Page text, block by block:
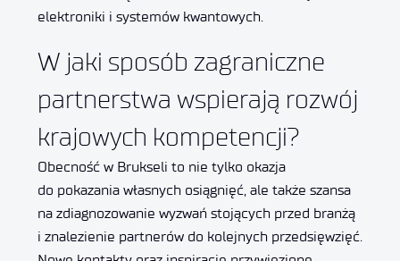
elektroniki i systemów kwantowych.
W jaki sposób zagraniczne
partnerstwa wspierają rozwój
krajowych kompetencji?
Obecność w Brukseli to nie tylko okazja
do pokazania własnych osiągnięć, ale także szansa
na zdiagnozowanie wyzwań stojących przed branżą
i znalezienie partnerów do kolejnych przedsięwzięć.